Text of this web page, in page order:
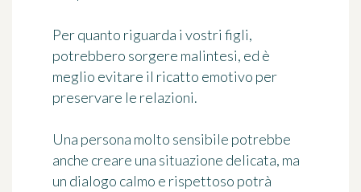
Per quanto riguarda i vostri figli,
potrebbero sorgere malintesi, ed è
meglio evitare il ricatto emotivo per
preservare le relazioni.
Una persona molto sensibile potrebbe
anche creare una situazione delicata, ma
un dialogo calmo e rispettoso potrà